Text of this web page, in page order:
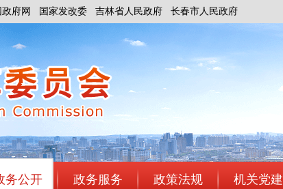
府网 国家发改委 吉林省人民政府 长春市人民政府
务公开 政务服务 政策法规 机关党建